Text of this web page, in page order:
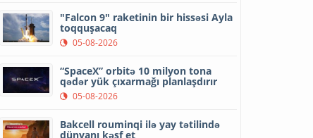
"Falcon 9" raketinin bir hissəsi Ayla
toqquşacaq
05-08-2026
“SpaceX” orbitə 10 milyon tona
qədər yük çıxarmağı planlaşdırır
05-08-2026
Bakcell rouminqi ilə yay tətilində
dünyanı kəşf et